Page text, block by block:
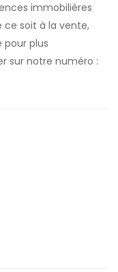
immobilières
ce soit à la vente,
pour plus
sur notre numéro :